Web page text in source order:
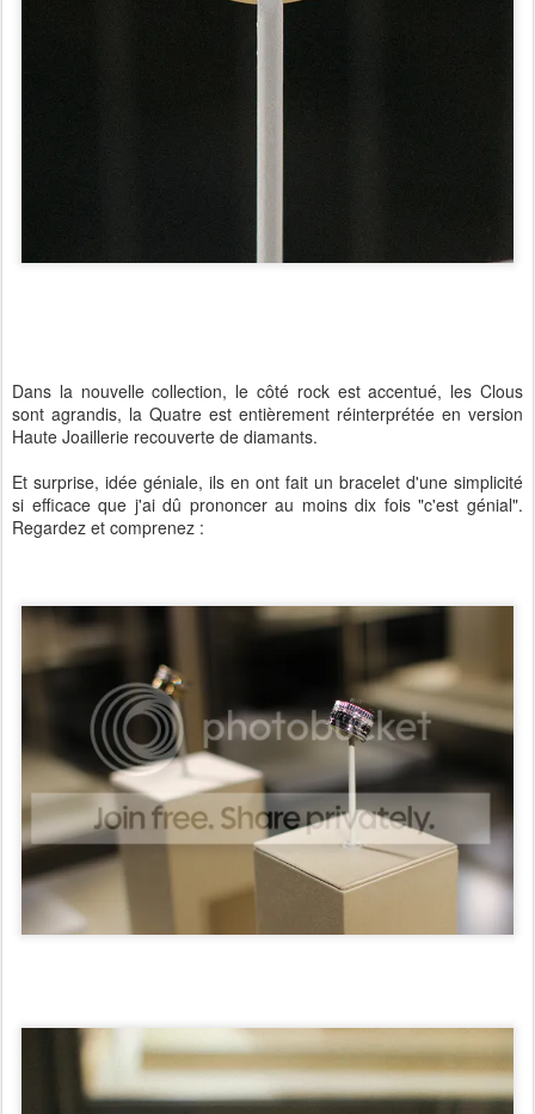
Dans la nouvelle collection, le côté rock est accentué, les Clous
sont agrandis, la Quatre est entièrement réinterprétée en version
Haute Joaillerie recouverte de diamants.
Et surprise, idée géniale, ils en ont fait un bracelet d'une simplicité
si efficace que j'ai dû prononcer au moins dix fois "c'est génial".
Regardez et comprenez :